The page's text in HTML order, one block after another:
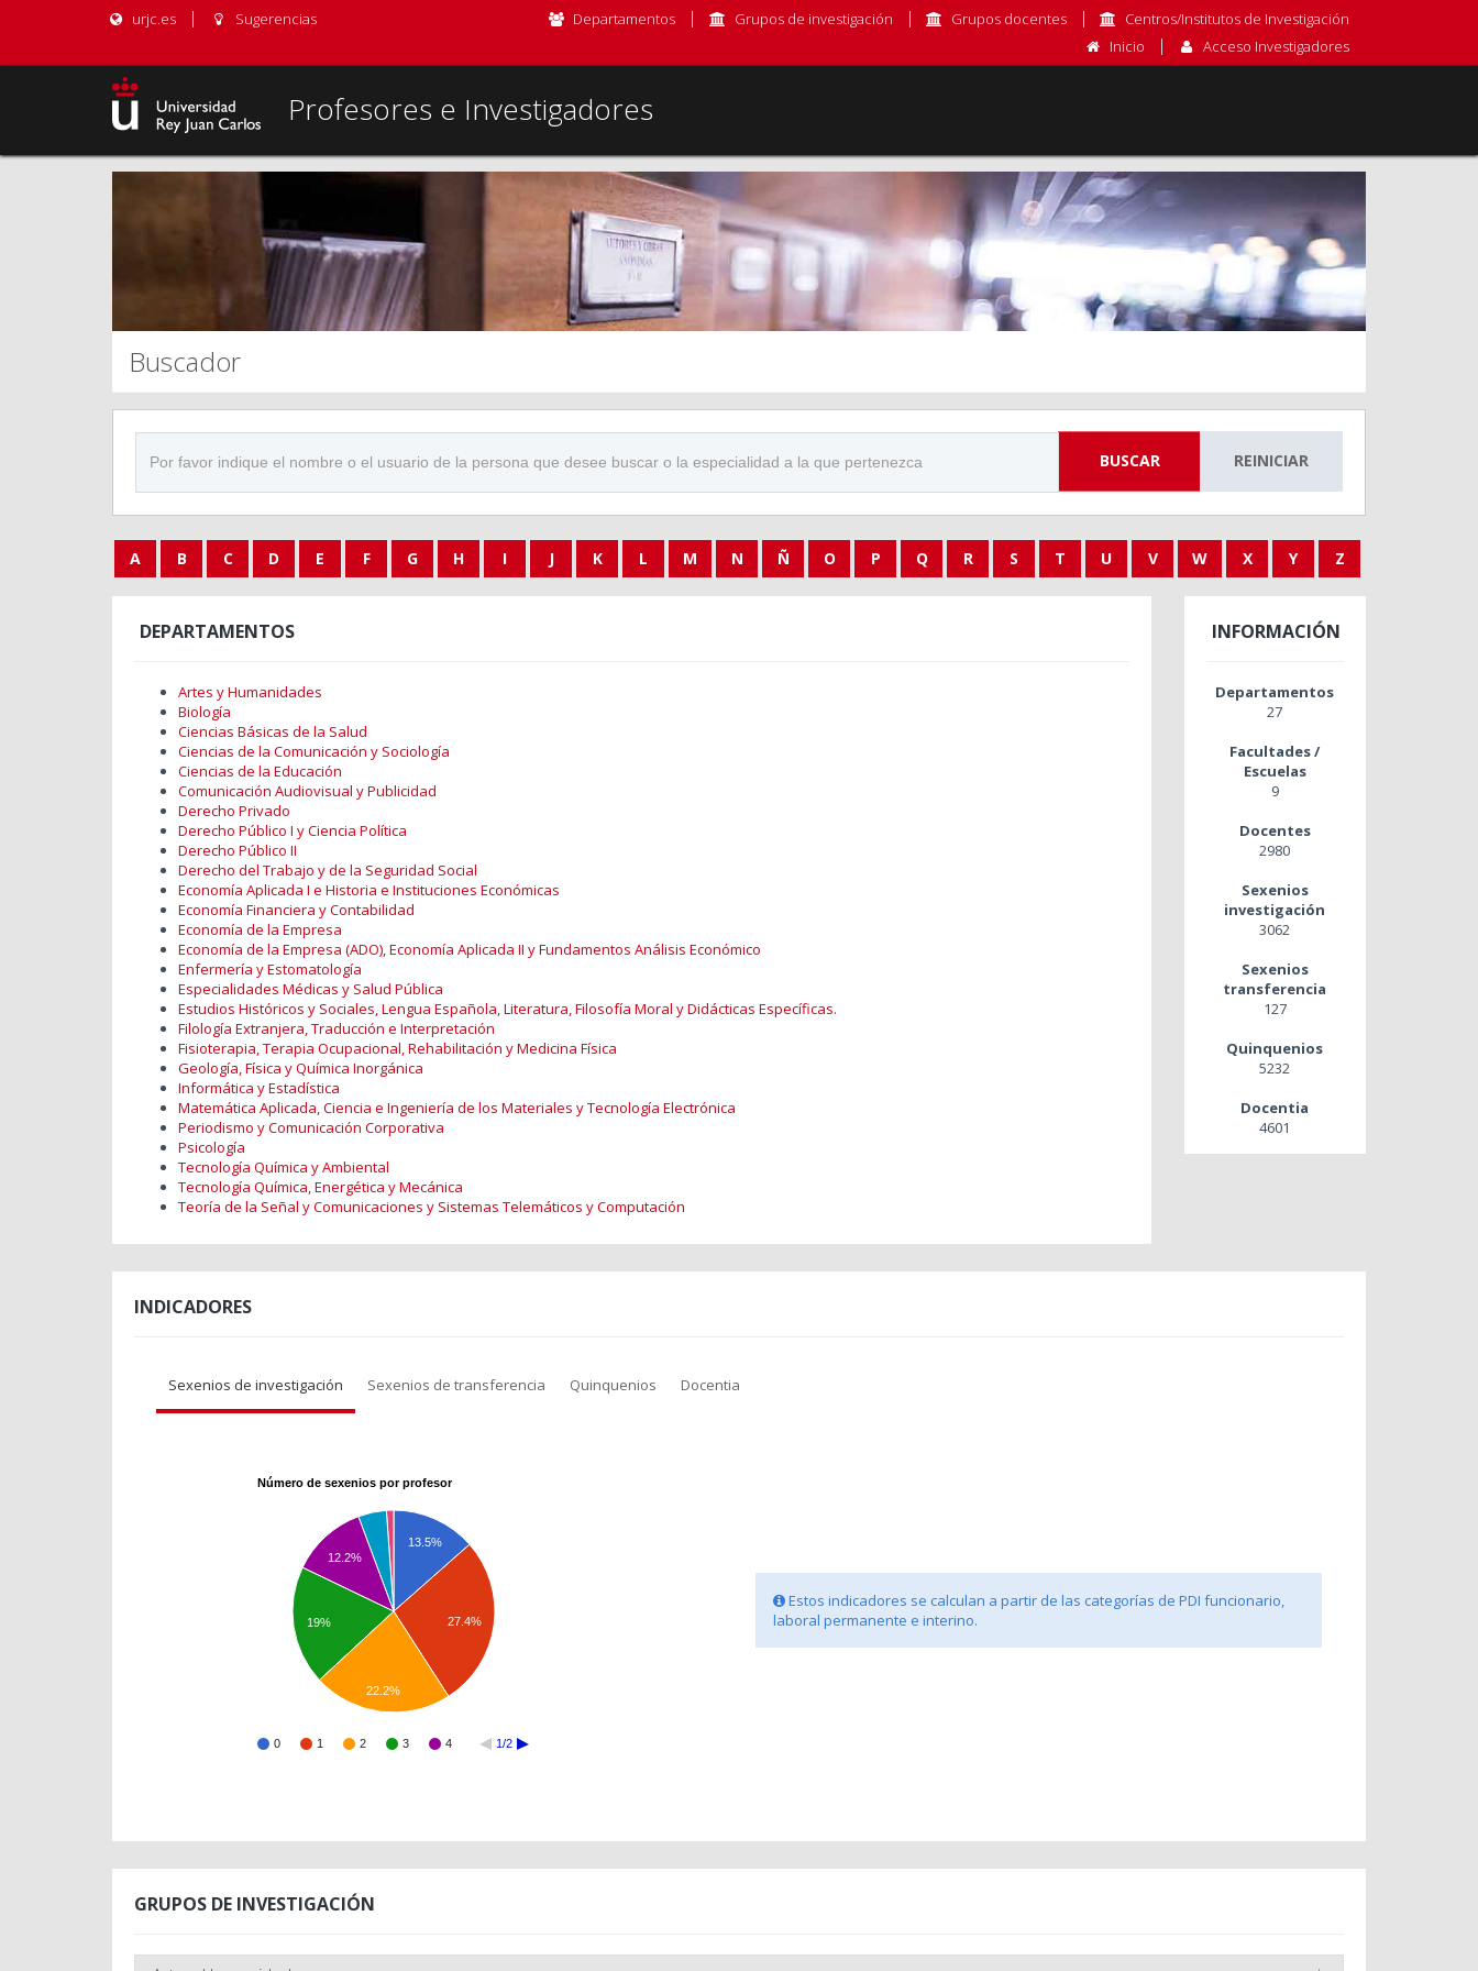
urjc.es Sugerencias Departamentos Grupos de investigación Grupos docentes
Centros/Institutos de Investigación
Inicio
Acceso Investigadores
Profesores e Investigadores
Buscador
BUSCAR REINICIAR
A B C D E F G H I J K L M N Ñ O P Q R S T U V W X Y Z
DEPARTAMENTOS
Artes y Humanidades
Biología
Ciencias Básicas de la Salud
Ciencias de la Comunicación y Sociología
Ciencias de la Educación
Comunicación Audiovisual y Publicidad
Derecho Privado
Derecho Público I y Ciencia Política
Derecho Público II
Derecho del Trabajo y de la Seguridad Social
Economía Aplicada I e Historia e Instituciones Económicas
Economía Financiera y Contabilidad
Economía de la Empresa
Economía de la Empresa (ADO), Economía Aplicada II y Fundamentos Análisis Económico
Enfermería y Estomatología
Especialidades Médicas y Salud Pública
Estudios Históricos y Sociales, Lengua Española, Literatura, Filosofía Moral y Didácticas Específicas.
Filología Extranjera, Traducción e Interpretación
Fisioterapia, Terapia Ocupacional, Rehabilitación y Medicina Física
Geología, Física y Química Inorgánica
Informática y Estadística
Matemática Aplicada, Ciencia e Ingeniería de los Materiales y Tecnología Electrónica
Periodismo y Comunicación Corporativa
Psicología
Tecnología Química y Ambiental
Tecnología Química, Energética y Mecánica
Teoría de la Señal y Comunicaciones y Sistemas Telemáticos y Computación
INFORMACIÓN
Departamentos
27
Facultades /
Escuelas
9
Docentes
2980
Sexenios
investigación
3062
Sexenios
transferencia
127
Quinquenios
5232
Docentia
4601
INDICADORES
Sexenios de investigación Sexenios de transferencia Quinquenios Docentia
Número de sexenios por profesor
0 1 2 3 4 1/2
13.5%
27.4%
12.2%
19%
22.2%
Estos indicadores se calculan a partir de las categorías de PDI funcionario,
laboral permanente e interino.
GRUPOS DE INVESTIGACIÓN